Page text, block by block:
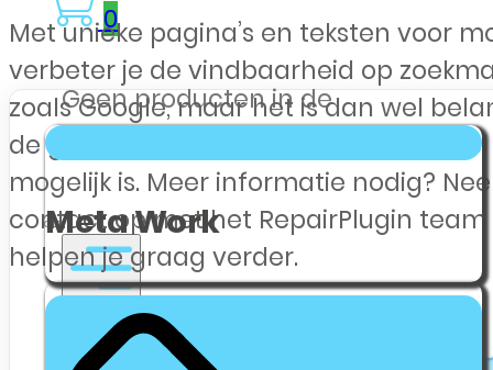
0
Geen producten in de
winkelwagen.
Met unieke pagina’s en teksten voor
verbeter je de vindbaarheid op
zoals Google, maar het is dan wel
de geschreven content voor elk model
mogelijk is. Meer informatie nodig?
contact op met het RepairPlugin team
helpen je graag verder.
Meta Work